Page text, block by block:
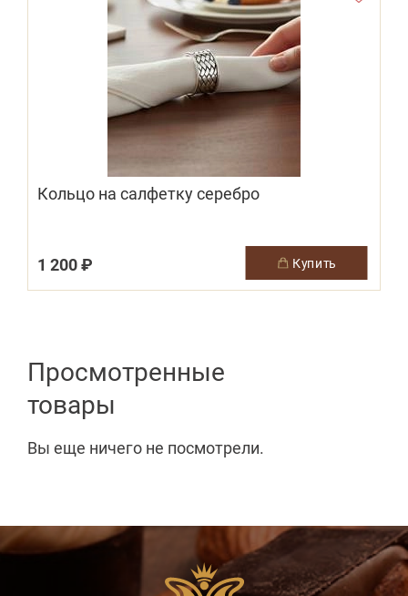
Кольцо на салфетку серебро
1 200 ₽ купить
Просмотренные
товары
Вы еще ничего не посмотрели.